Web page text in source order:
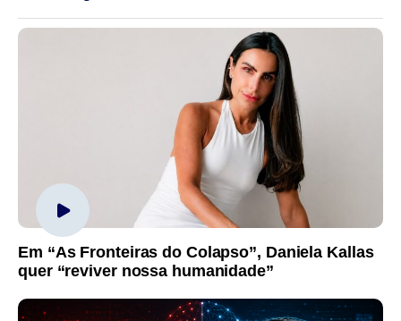
Em “As Fronteiras do Colapso”, Daniela Kallas
quer “reviver nossa humanidade”